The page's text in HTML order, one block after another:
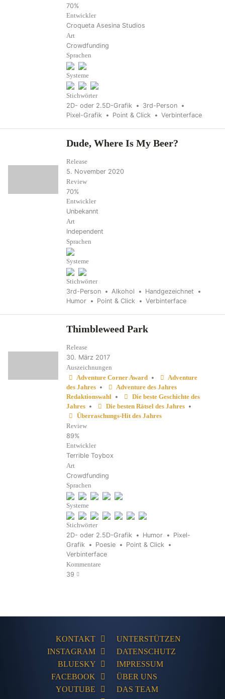
70%
Entwickler
Croqueta Asesina Studios
Art
Crowdfunding
Sprachen
Systeme
Stichwörter
2D- oder 2.5D-Grafik
3rd-Person
Pixel-Grafik
Point & Click Verbinterface
Dude, Where Is My Beer?
Release
5. November 2020
Review
70%
Entwickler
Unbekannt
Art
Independent
Sprachen
Systeme
Stichwörter
3rd-Person Alkohol
Handgezeichnet
Humor
Point & Click Verbinterface
Thimbleweed Park
Release
30. März 2017
Auszeichnungen
Adventure Corner Award •
Adventure
des Jahres •
Adventure des Jahres
Redaktionswahl •
Die beste Geschichte des
Jahres • Die besten Rätsel des Jahres •
Überraschungs-Hit des Jahres
Review
89%
Entwickler
Terrible Toybox
Art
Crowdfunding
Sprachen
Systeme
Stichwörter
2D- oder 2.5D-Grafik Humor
Pixel-
Grafik
Poesie
Point & Click
Verbinterface
Kommentare
39
KONTAKT
INSTAGRAM
BLUESKY
FACEBOOK
YOUTUBE
UNTERSTÜTZEN
DATENSCHUTZ
IMPRESSUM
ÜBER UNS
DAS TEAM